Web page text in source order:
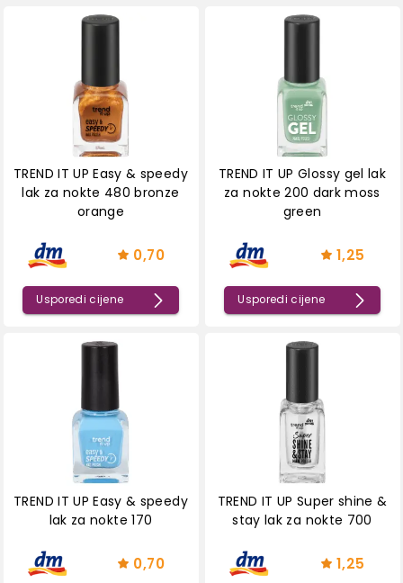
TREND IT UP Easy & speedy
lak za nokte 480 bronze
orange
0,70
Usporedi cijene
TREND IT UP Glossy gel lak
za nokte 200 dark moss
green
1,25
Usporedi cijene
TREND IT UP Easy & speedy
lak za nokte 170
0,70
TREND IT UP Super shine &
stay lak za nokte 700
1,25